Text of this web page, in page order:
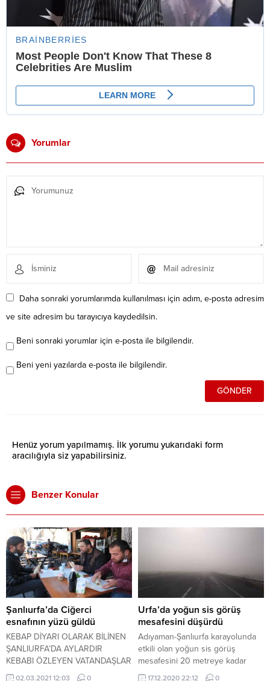
Yorumlar
Daha sonraki yorumlarımda kullanılması için adım, e-posta adresim
ve site adresim bu tarayıcıya kaydedilsin.
Beni sonraki yorumlar için e-posta ile bilgilendir.
Beni yeni yazılarda e-posta ile bilgilendir.
Henüz yorum yapılmamış. İlk yorumu yukarıdaki form
aracılığıyla siz yapabilirsiniz.
Benzer Konular
Şanlıurfa’da Ciğerci
esnafının yüzü güldü
KEBAP DİYARI OLARAK BİLİNEN
ŞANLIURFA’DA AYLARDIR
KEBABI ÖZLEYEN VATANDAŞLAR
KISITLAMALARIN
02.03.2021 12:03 0
Urfa’da yoğun sis görüş
mesafesini düşürdü
Adıyaman-Şanlıurfa karayolunda
etkili olan yoğun sis görüş
mesafesini 20 metreye kadar
düşürdü.
17.12.2020 22:12 0